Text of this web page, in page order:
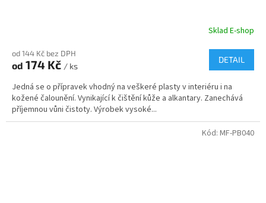
Sklad E-shop
od 144 Kč bez DPH
od 174 Kč / ks
DETAIL
Jedná se o přípravek vhodný na veškeré plasty v interiéru i na
kožené čalounění. Vynikající k čištění kůže a alkantary. Zanechává
příjemnou vůni čistoty. Výrobek vysoké...
Kód: MF-PB040